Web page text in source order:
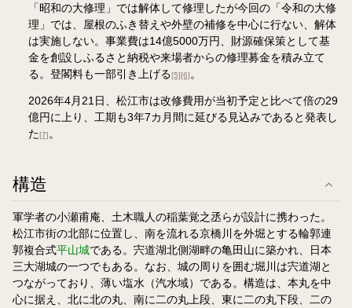
「昭和の大修理」では解体して修理したが今回の「令和の大修
理」では、屋根のふき替えや外壁の補修を中心に行ない、解体
は実施しない。事業費は14億5000万円、財源確保策として基
金を創設しふるさと納税や来場者からの修理募金を積み立て
る。登閣料も一部引き上げる[5][6] 。
2026年4月21日、松江市は改修費用が当初予定と比べて倍の29
億円に上り、工期も3年7カ月間に延びる見込みであると発表し
た[7] 。
構造
軍学者の小瀬甫庵、土木職人の稲葉覚之丞らが設計に携わった。
松江市街の北部に位置し、南を流れる京橋川を外堀とする輪郭連
郭複合式平山城である。宍道湖北側湖畔の亀田山に築かれ、日本
三大湖城の一つでもある。なお、城の周りを囲む堀川は宍道湖と
つながっており、薄い塩水（汽水域）である。構造は、本丸を中
心に据え、北に北の丸、南に二の丸上段、東に二の丸下段、二の